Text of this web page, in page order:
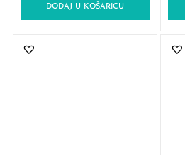
DODAJ U KOŠARICU